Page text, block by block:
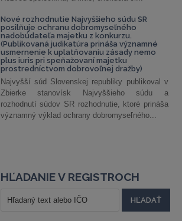
Nové rozhodnutie Najvyššieho súdu SR
posilňuje ochranu dobromyseľného
nadobúdateľa majetku z konkurzu.
(Publikovaná judikatúra prináša významné
usmernenie k uplatňovaniu zásady nemo
plus iuris pri speňažovaní majetku
prostredníctvom dobrovoľnej dražby)
Najvyšší súd Slovenskej republiky publikoval v
Zbierke stanovísk Najvyššieho súdu a
rozhodnutí súdov SR rozhodnutie, ktoré prináša
významný výklad ochrany dobromyseľného...
HĽADANIE V REGISTROCH